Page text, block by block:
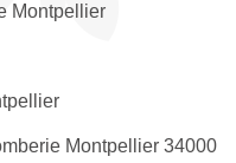
Montpellier
Montpellier 34000